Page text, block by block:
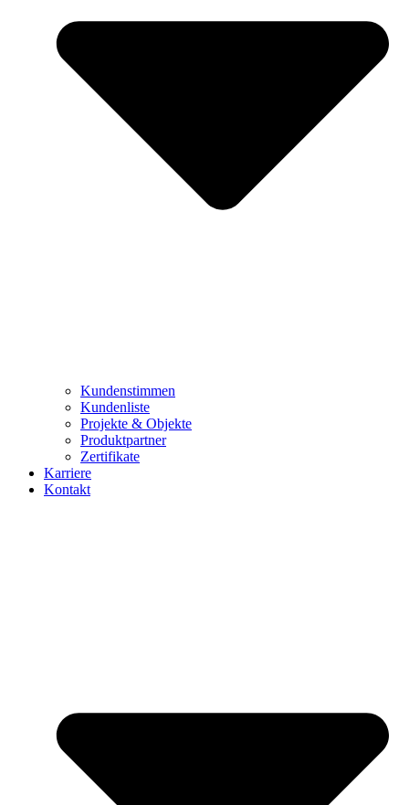
Kundenstimmen
Kundenliste
Projekte & Objekte
Produktpartner
Zertifikate
Karriere
Kontakt